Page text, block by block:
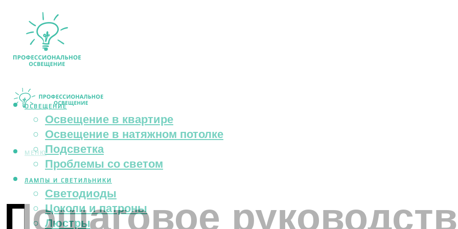
ОСВЕЩЕНИЕ
Освещение в квартире
Освещение в натяжном потолке
Подсветка
Проблемы со светом
ЛАМПЫ И СВЕТИЛЬНИКИ
Светодиоды
Цоколи и патроны
Люстры
МЕНЮ
Пошаговое